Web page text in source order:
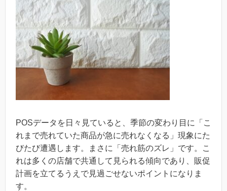
POSデータを日々見ていると、季節の変わり目に「こ
れまで売れていた商品が急に売れなくなる」現象にた
びたび遭遇します。まさに「売れ筋のズレ」です。こ
れは多くの店舗で共通して見られる傾向であり、販促
計画を立てるうえで見過ごせないポイントになりま
す。